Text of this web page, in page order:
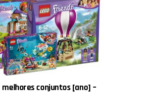
melhores conjuntos [ano] –